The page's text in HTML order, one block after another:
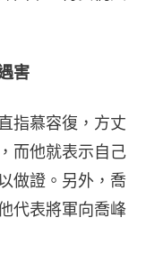
害
指慕容復，方丈
而他就表示自己
做證。另外，喬
代表將軍向喬峰